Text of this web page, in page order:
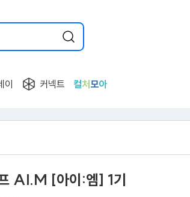
이 커넥트 컬처 모아
AI.M [아이:엠] 1기